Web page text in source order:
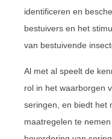
identificeren en
bestuivers en het
van bestuivende
Al met al speelt de
rol in het waarborgen
seringen, en biedt het
maatregelen te